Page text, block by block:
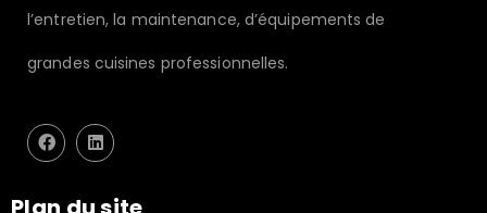
l’entretien, la maintenance, d’équipements de
grandes cuisines professionnelles.